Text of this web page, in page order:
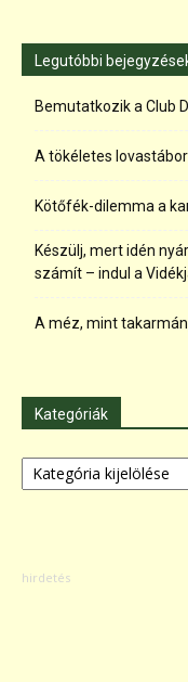
Legutóbbi
Bemutatkozik a Club
A tökéletes
Kötőfék-dilemma a
Készülj, mert idén
számít – indul a
A méz, mint
Kategóriák
Kategóriák